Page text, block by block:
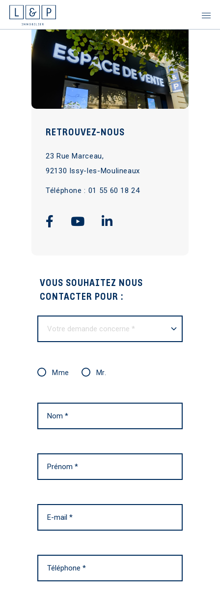
Skip
content
RETROUVEZ-NOUS
23 Rue Marceau,
92130 Issy-les-Moulineaux
Téléphone : 01 55 60 18 24
Facebook
YoutubeLinkedin
VOUS SOUHAITEZ NOUS
CONTACTER POUR :
Votre demande concerne *
Mme Mr.